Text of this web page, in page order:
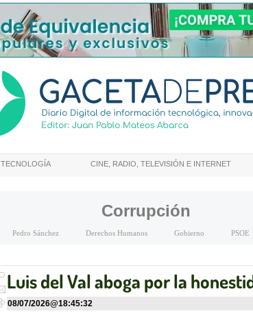
TECNOLOGÍA CINE, RADIO, TELEVISIÓN E INTERNET
Corrupción
Pedro Sánchez Derechos Humanos Gobierno PSOE
Luis del Val aboga por la
08/07/2026@18:45:32